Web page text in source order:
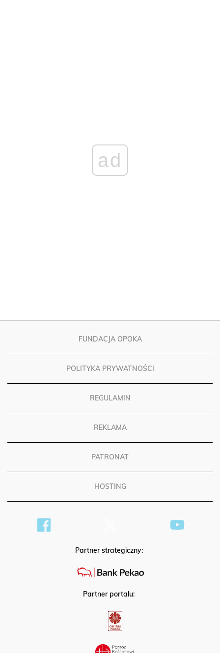
ad
FUNDACJA OPOKA
POLITYKA PRYWATNOŚCI
REGULAMIN
REKLAMA
PATRONAT
HOSTING
Partner strategiczny:
Partner portalu: